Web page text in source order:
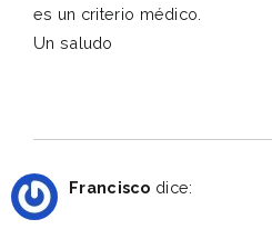
es un criterio médico.
Un saludo
Francisco dice: